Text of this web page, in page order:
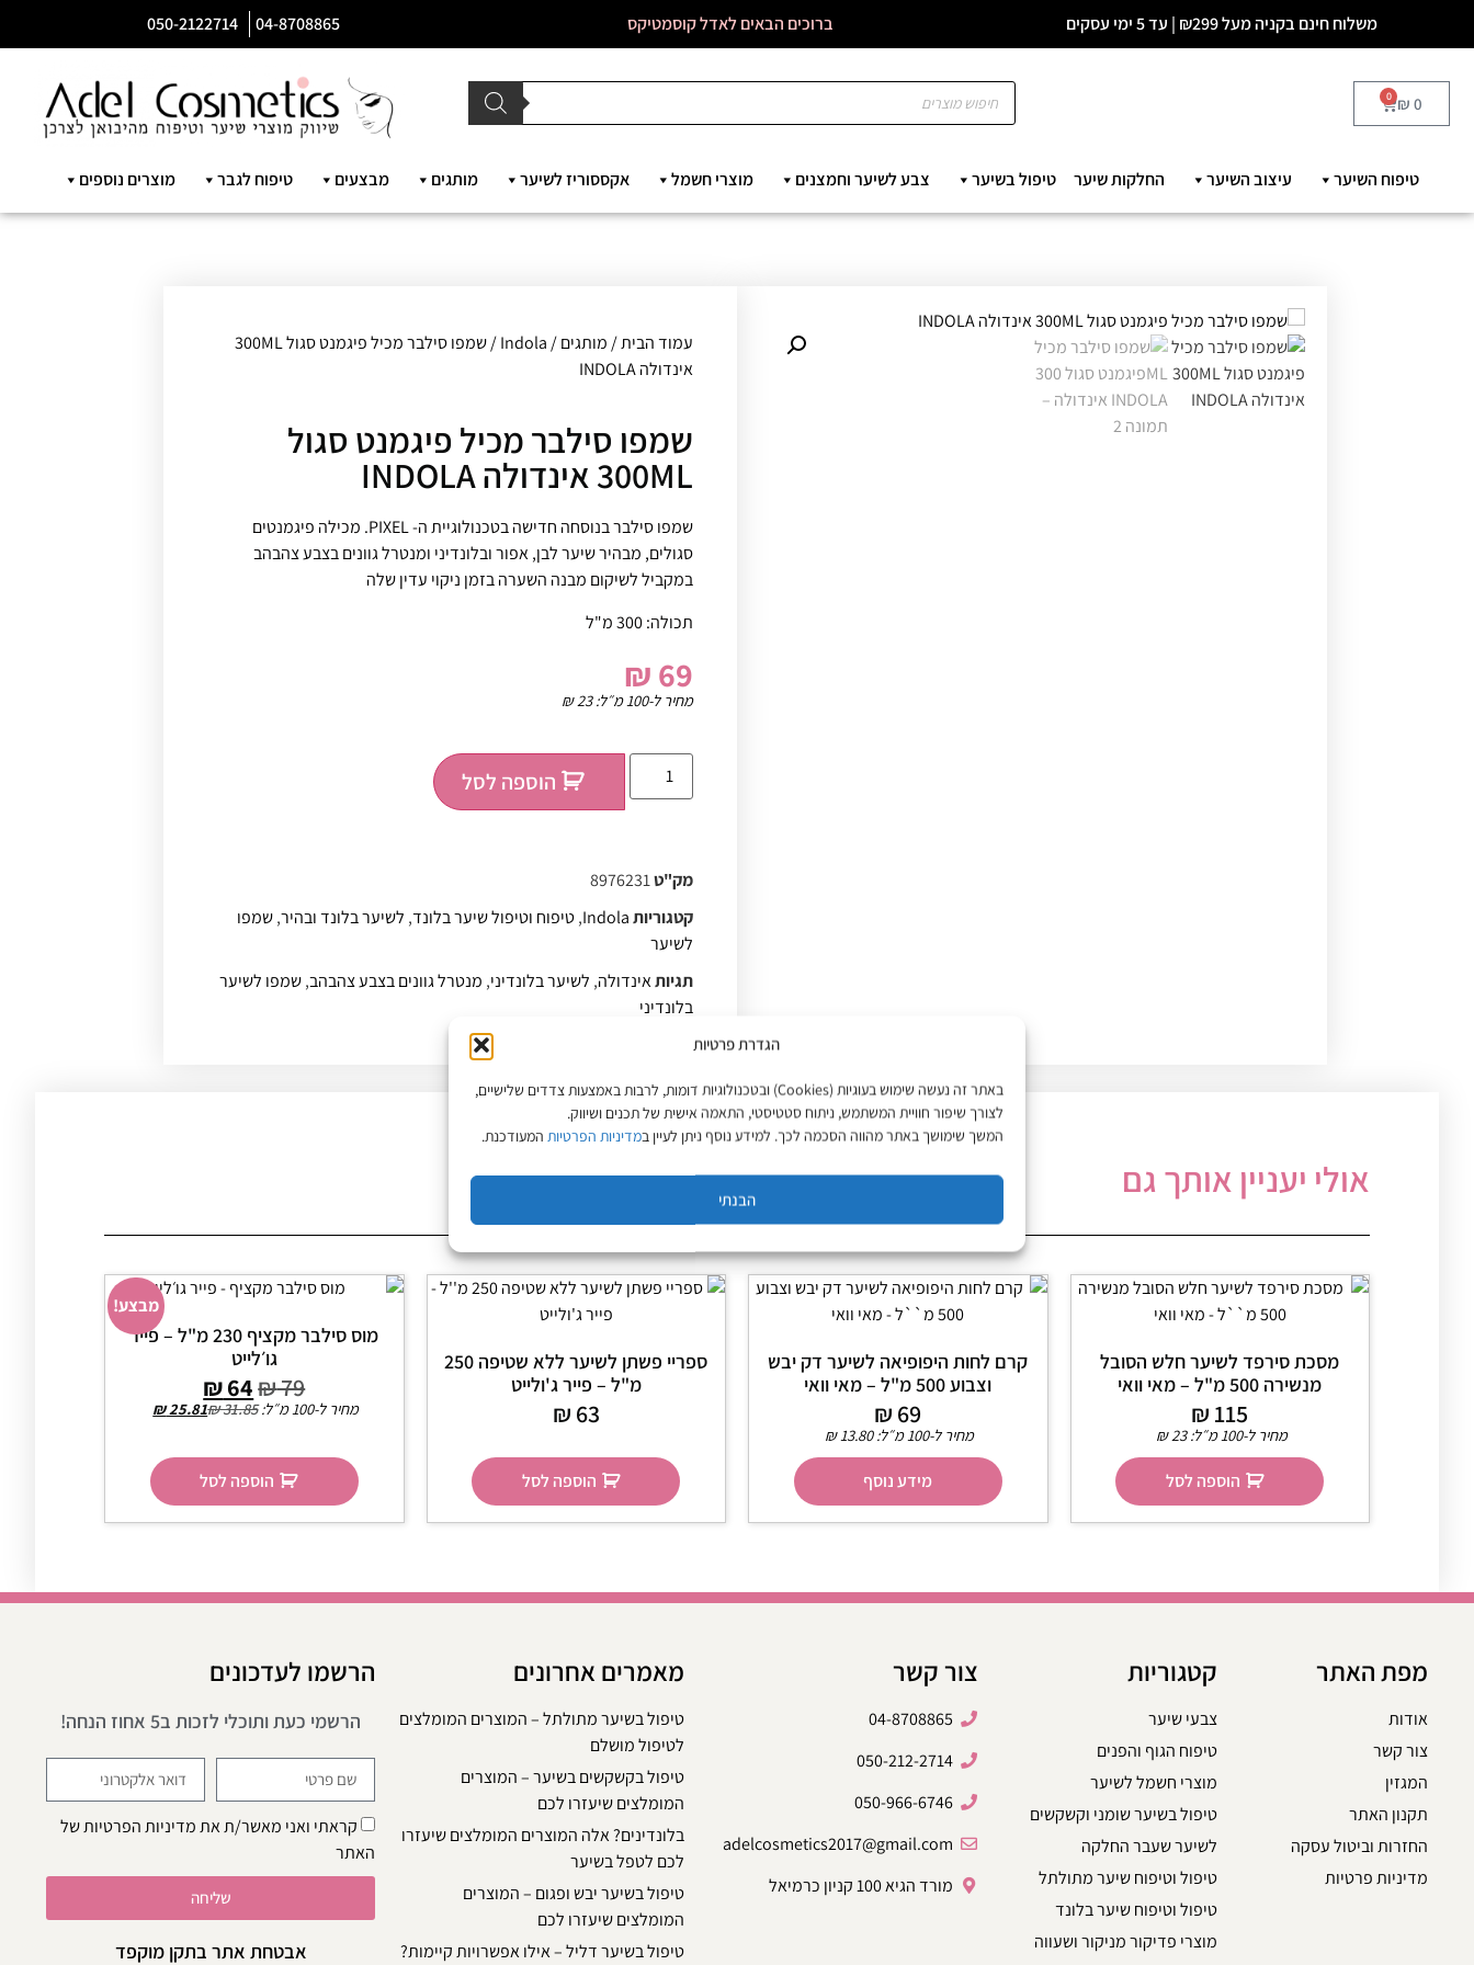
הגדרת פרטיות
באתר זה נעשה שימוש בעוגיות (Cookies) ובטכנולוגיות דומות, לרבות באמצעות צדדים שלישיים,
לצורך שיפור חוויית המשתמש, ניתוח סטטיסטי, התאמה אישית של תכנים ושיווק.
המשך שימושך באתר מהווה הסכמה לכך. למידע נוסף ניתן לעיין במדיניות הפרטיות המעודכנת.
הבנתי
משלוח חינם בקניה מעל ₪299 | עד 5 ימי עסקים ברוכים הבאים לאדל קוסמטיקס 04-8708865
050-2122714
₪ 0
0
טיפוח השיער עיצוב השיער החלקות שיער טיפול בשיער צבע לשיער וחמצנים מוצרי חשמל אקססוריז לשיער מותגים מבצעים טיפוח לגבר מוצרים נוספים
עמוד הבית/מותגים/
Indola
/ שמפו סילבר מכיל פיגמנט סגול 300ML
אינדולה INDOLA
שמפו סילבר מכיל פיגמנט סגול
300ML אינדולה INDOLA
שמפו סילבר בנוסחה חדישה בטכנולוגיית ה- PIXEL. מכילה פיגמנטים
סגולים, מבהיר שיער לבן, אפור ובלונדיני ומנטרל גוונים בצבע צהבהב
במקביל לשיקום מבנה השערה בזמן ניקוי עדין שלה
תכולה: 300 מ"ל
₪ 69
מחיר ל-100 מ״ל: ₪23
הוספה לסל
מק"ט8976231
קטגוריותIndola
,טיפוח וטיפול שיער בלונד, לשיער בלונד ובהיר,שמפו
לשיער
תגיותאינדולה, לשיער בלונדיני, מנטרל גוונים בצבע צהבהב,שמפו לשיער
בלונדיני
אולי יעניין אותך גם
מסכת סירפד לשיער חלש הסובל
מנשירה 500 מ"ל – מאי וואי
₪ 115
מחיר ל-100 מ״ל: ₪23
הוספה לסל
קרם לחות היפופיאה לשיער דק יבש
וצבוע 500 מ"ל – מאי וואי
₪ 69
מחיר ל-100 מ״ל: ₪13.80
מידע נוסף
ספריי פשתן לשיער ללא שטיפה 250
מ"ל – פייר ג'ולייט
₪ 63
הוספה לסל
מבצע!
מוס סילבר מקציף 230 מ"ל – פייר
גו׳לייט
₪79
₪64
מחיר ל-100 מ״ל: ₪31.85
₪25.81
הוספה לסל
מפת האתר
אודות
צור קשר
המגזין
תקנון האתר
החזרות וביטול עסקה
מדיניות פרטיות
קטגוריות
צבעי שיער
טיפוח הגוף והפנים
מוצרי חשמל לשיער
טיפול בשיער שומני וקשקשים
לשיער שעבר החלקה
טיפול וטיפוח שיער מתולתל
טיפול וטיפוח שיער בלונד
מוצרי פדיקור מניקור ושעווה
צור קשר
04-8708865
050-212-2714
050-966-6746
adelcosmetics2017@gmail.com
מורד הגיא 100 קניון כרמיאל
מאמרים אחרונים
טיפול בשיער מתולתל – המוצרים המומלצים
לטיפול מושלם
טיפול בקשקשים בשיער – המוצרים
המומלצים שיעזרו לכם
בלונדינים? אלה המוצרים המומלצים שיעזרו
לכם לטפל בשיער
טיפול בשיער יבש ופגום – המוצרים
המומלצים שיעזרו לכם
טיפול בשיער דליל – אילו אפשרויות קיימות?
הרשמו לעדכונים
הרשמי כעת ותוכלי לזכות ב5 אחוז הנחה!
קראתי ואני מאשר/ת אתמדיניות הפרטיותשל
האתר
שליחה
אבטחת אתר בתקן מוקפד